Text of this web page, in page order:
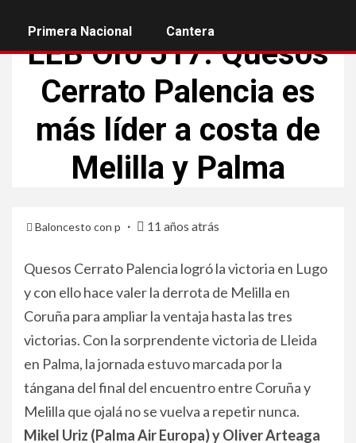
Primera Nacional Cantera
LEB Oro J17: Quesos
Cerrato Palencia es
más líder a costa de
Melilla y Palma
Baloncesto con p 11 años atrás
Quesos Cerrato Palencia logró la victoria en Lugo
y con ello hace valer la derrota de Melilla en
Coruña para ampliar la ventaja hasta las tres
victorias. Con la sorprendente victoria de Lleida
en Palma, la jornada estuvo marcada por la
tángana del final del encuentro entre Coruña y
Melilla que ojalá no se vuelva a repetir nunca.
Mikel Uriz (Palma Air Europa) y Oliver Arteaga